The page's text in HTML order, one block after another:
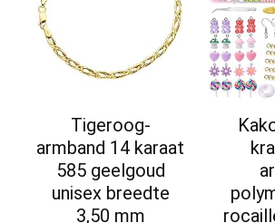
Tigeroog-
armband 14 karaat
585 geelgoud
unisex breedte
3,50 mm